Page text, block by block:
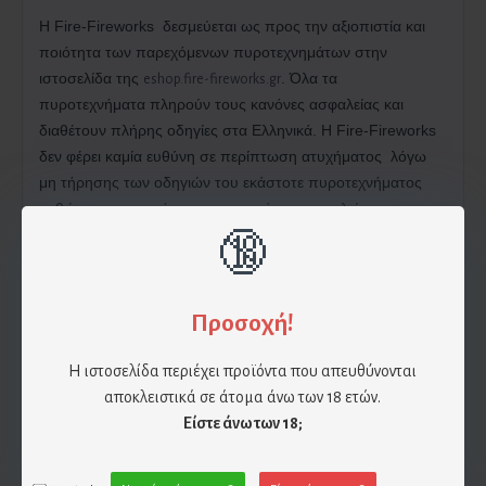
🔞
Προσοχή!
Η ιστοσελίδα περιέχει προϊόντα που απευθύνονται
αποκλειστικά σε άτομα άνω των 18 ετών.
Είστε άνω των 18;
H Fire-Fireworks δεσμεύεται ως προς την αξιοπιστία και
ποιότητα των παρεχόμενων πυροτεχνημάτων στην
ιστοσελίδα της eshop.fire-fireworks.gr . Όλα τα
πυροτεχνήματα πληρούν τους κανόνες ασφαλείας και
διαθέτουν πλήρης οδηγίες στα Ελληνικά. Η Fire-Fireworks
δεν φέρει καμία ευθύνη σε περίπτωση ατυχήματος λόγω
μη τήρησης των οδηγιών του εκάστοτε πυροτεχνήματος
καθώς και σε μη τήρηση των κανόνων ασφαλείας.
συμπεριφοράς. Αν χρησιμοποιηθεί το πυροτέχνημα υπό
συνθήκες οι οποίες αναφέρθηκαν παραπάνω τότε την
ευθύνη έχει ο πελάτης.